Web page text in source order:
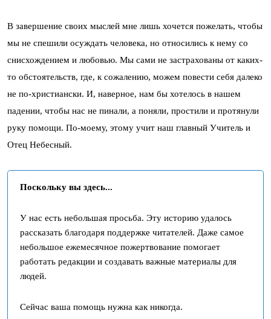
В завершение своих мыслей мне лишь хочется пожелать, чтобы
мы не спешили осуждать человека, но относились к нему со
снисхождением и любовью. Мы сами не застрахованы от каких-
то обстоятельств, где, к сожалению, можем повести себя далеко
не по-христиански. И, наверное, нам бы хотелось в нашем
падении, чтобы нас не пинали, а поняли, простили и протянули
руку помощи. По-моему, этому учит наш главный Учитель и
Отец Небесный.
Поскольку вы здесь...
У нас есть небольшая просьба. Эту историю удалось
рассказать благодаря поддержке читателей. Даже самое
небольшое ежемесячное пожертвование помогает
работать редакции и создавать важные материалы для
людей.
Сейчас ваша помощь нужна как никогда.